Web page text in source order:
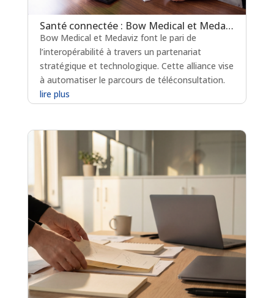
Santé connectée : Bow Medical et Medaviz scellent une alliance technologique
Bow Medical et Medaviz font le pari de
l’interopérabilité à travers un partenariat
stratégique et technologique. Cette alliance vise
à automatiser le parcours de téléconsultation.
lire plus